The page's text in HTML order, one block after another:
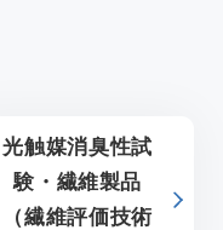
光触媒消臭性試
験・繊維製品
（繊維評価技術